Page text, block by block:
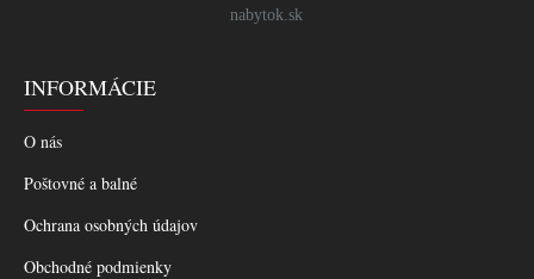
nabytok.sk
INFORMÁCIE
O nás
Poštovné a balné
Ochrana osobných údajov
Obchodné podmienky